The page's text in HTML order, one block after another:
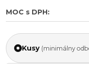
MOC s DPH:
Kusy (minimálny